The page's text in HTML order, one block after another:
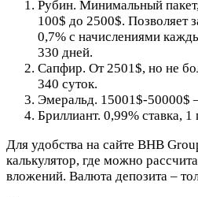
Рубин. Минимальный
100$ до 2500$. Позволяет
0,7% с начислениями
330 дней.
Сапфир. От 2501$, но не
340 суток.
Эмеральд. 15001$-50000$
Бриллиант. 0,99% ставка, 1
Для удобства на сайте BHB
калькулятор, где можно
вложений. Валюта депозита –